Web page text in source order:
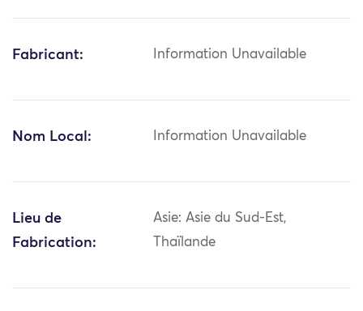
Fabricant: Information Unavailable
Nom Local: Information Unavailable
Lieu de
Fabrication:
Asie: Asie du Sud-Est,
Thaïlande